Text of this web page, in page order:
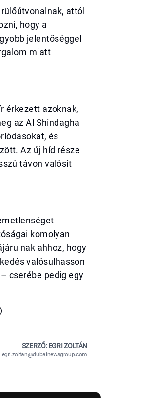
attól
hogy a
jelentőséggel
miatt
érkezett azoknak,
az Al Shindagha
és
Az új híd része
távon valósít
komolyan
ahhoz, hogy
valósulhasson
cserébe pedig egy
SZERZŐ: EGRI ZOLTÁN
egri.zoltan@dubainewsgroup.com